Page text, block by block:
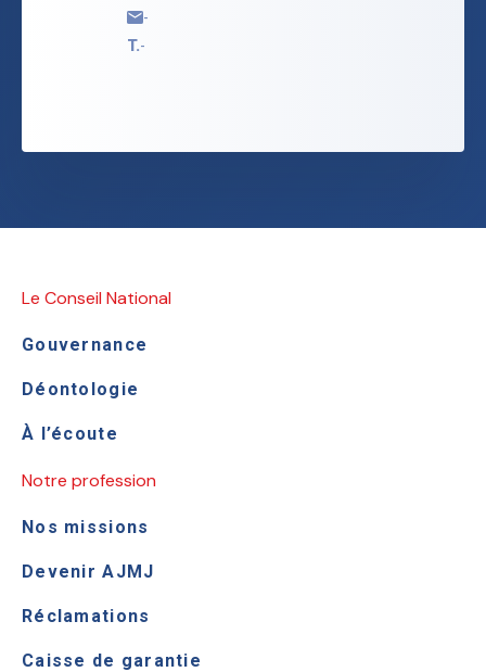
-
T.-
Le Conseil National
Gouvernance
Déontologie
À l’écoute
Notre profession
Nos missions
Devenir AJMJ
Réclamations
Caisse de garantie